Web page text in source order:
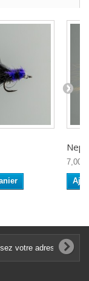
7,00$